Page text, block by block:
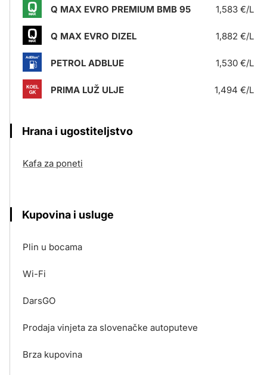
Q MAX EVRO PREMIUM BMB 95 1,583 €/L
Q MAX EVRO DIZEL 1,882 €/L
PETROL ADBLUE 1,530 €/L
PRIMA LUŽ ULJE 1,494 €/L
Hrana i ugostiteljstvo
Kafa za poneti
Kupovina i usluge
Plin u bocama
Wi-Fi
DarsGO
Prodaja vinjeta za slovenačke autoputeve
Brza kupovina